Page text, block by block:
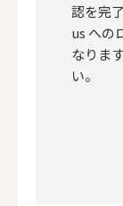
認を完
us への
なりま
い。